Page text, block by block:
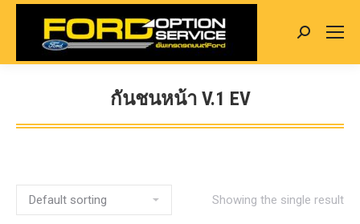
Search:
กันชนหน้า V.1 EV
You are here:
Showing the single result